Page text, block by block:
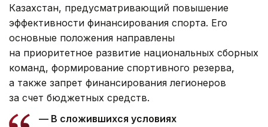
Казахстан, предусматривающий повышение
эффективности финансирования спорта. Его
основные положения направлены
на приоритетное развитие национальных сборных
команд, формирование спортивного резерва,
а также запрет финансирования легионеров
за счет бюджетных средств.
— В сложившихся условиях